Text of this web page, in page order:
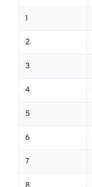
1
2
3
4
5
6
7